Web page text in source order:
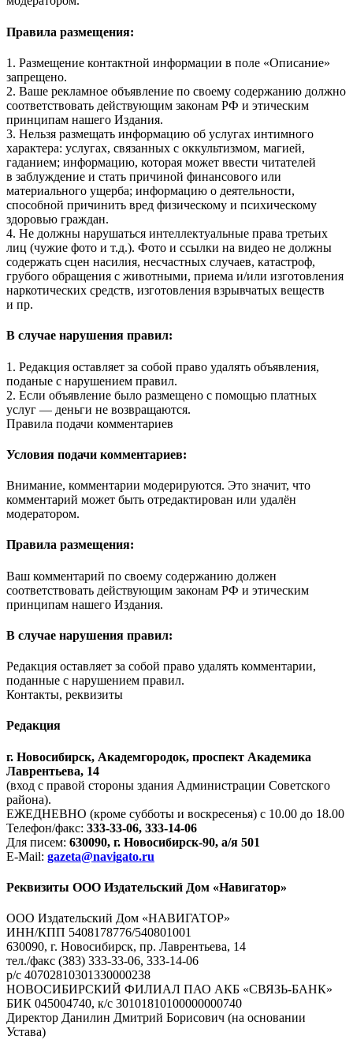
Правила размещения:
1. Размещение контактной информации в поле «Описание»
запрещено.
2. Ваше рекламное объявление по своему содержанию должно
соответствовать действующим законам РФ и этическим
принципам нашего Издания.
3. Нельзя размещать информацию об услугах интимного
характера: услугах, связанных с оккультизмом, магией,
гаданием; информацию, которая может ввести читателей
в заблуждение и стать причиной финансового или
материального ущерба; информацию о деятельности,
способной причинить вред физическому и психическому
здоровью граждан.
4. Не должны нарушаться интеллектуальные права третьих
лиц (чужие фото и т.д.). Фото и ссылки на видео не должны
содержать сцен насилия, несчастных случаев, катастроф,
грубого обращения с животными, приема и/или изготовления
наркотических средств, изготовления взрывчатых веществ
и пр.
В случае нарушения правил:
1. Редакция оставляет за собой право удалять объявления,
поданые с нарушением правил.
2. Если объявление было размещено с помощью платных
услуг — деньги не возвращаются.
Правила подачи комментариев
Условия подачи комментариев:
Внимание, комментарии модерируются. Это значит, что
комментарий может быть отредактирован или удалён
модератором.
Правила размещения:
Ваш комментарий по своему содержанию должен
соответствовать действующим законам РФ и этическим
принципам нашего Издания.
В случае нарушения правил:
Редакция оставляет за собой право удалять комментарии,
поданные с нарушением правил.
Контакты, реквизиты
Редакция
г. Новосибирск, Академгородок, проспект Академика
Лаврентьева, 14
(вход с правой стороны здания Администрации Советского
района).
ЕЖЕДНЕВНО (кроме субботы и воскресенья) с 10.00 до 18.00
Телефон/факс: 333-33-06, 333-14-06
Для писем: 630090, г. Новосибирск-90, а/я 501
E-Mail: gazeta@navigato.ru
Реквизиты ООО Издательский Дом «Навигатор»
ООО Издательский Дом «НАВИГАТОР»
ИНН/КПП 5408178776/540801001
630090, г. Новосибирск, пр. Лаврентьева, 14
тел./факс (383) 333-33-06, 333-14-06
р/с 40702810301330000238
НОВОСИБИРСКИЙ ФИЛИАЛ ПАО АКБ «СВЯЗЬ-БАНК»
БИК 045004740, к/с 30101810100000000740
Директор Данилин Дмитрий Борисович (на основании
Устава)